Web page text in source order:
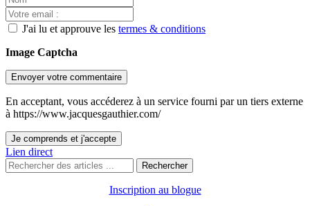
J'ai lu et approuve les termes & conditions
Image Captcha
Envoyer votre commentaire
En acceptant, vous accéderez à un service fourni par un tiers externe
à https://www.jacquesgauthier.com/
Je comprends et j'accepte
Lien direct
Rechercher
Inscription au blogue